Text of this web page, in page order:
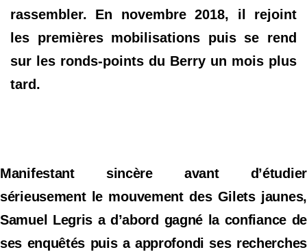
rassembler. En novembre 2018, il rejoint
les premières mobilisations puis se rend
sur les ronds-points du Berry un mois plus
tard.
Manifestant sincère avant d’étudier
sérieusement le mouvement des Gilets jaunes,
Samuel Legris a d’abord gagné la confiance de
ses enquêtés puis a approfondi ses recherches